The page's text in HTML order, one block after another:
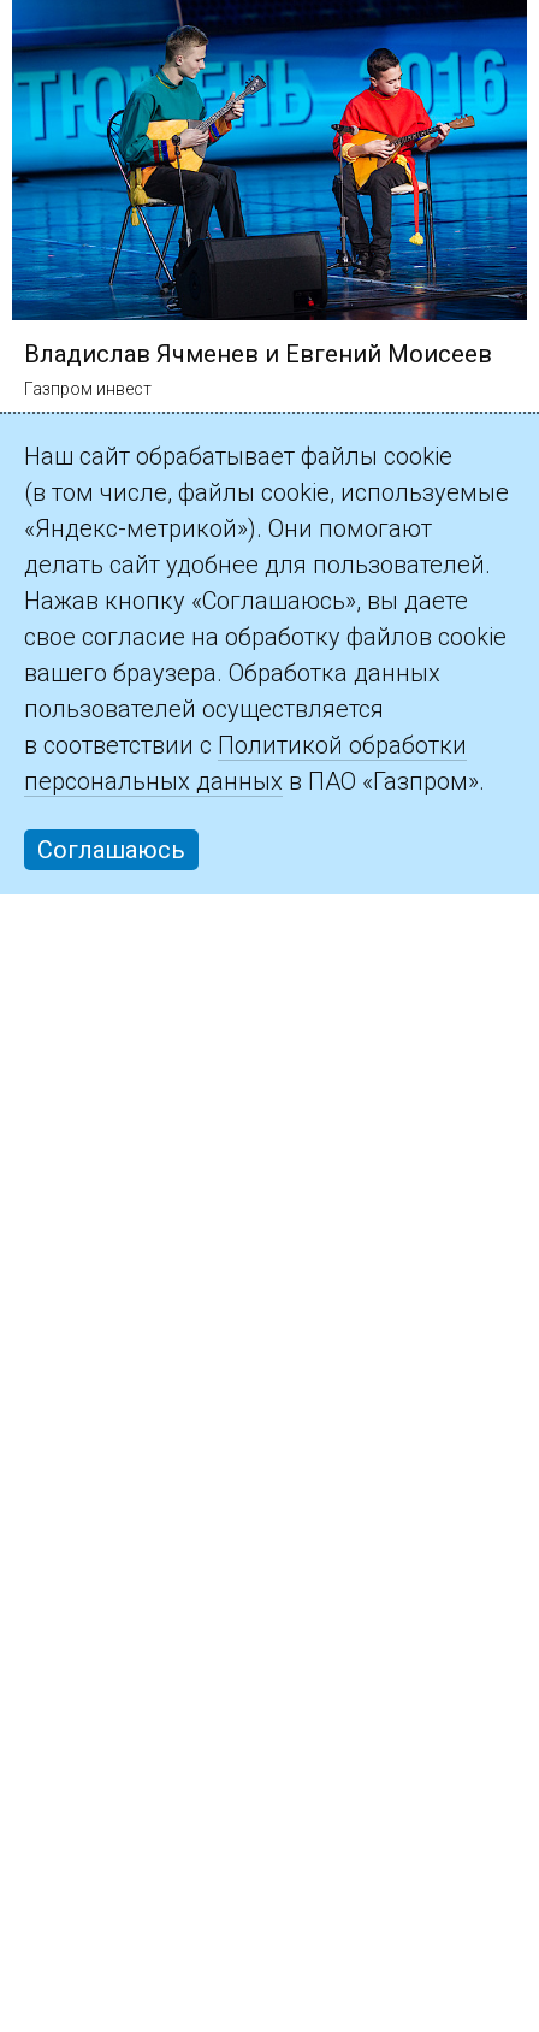
Владислав Ячменев и Евгений Моисеев
Газпром инвест
©2026 ПАО «Газпром»
Контакты
Наш сайт обрабатывает файлы cookie
(в том числе, файлы cookie, используемые
«Яндекс-метрикой»). Они помогают
делать сайт удобнее для пользователей.
Нажав кнопку «Соглашаюсь», вы даете
свое согласие на обработку файлов cookie
вашего браузера. Обработка данных
пользователей осуществляется
в соответствии с Политикой обработки
персональных данных в ПАО «Газпром».
Соглашаюсь